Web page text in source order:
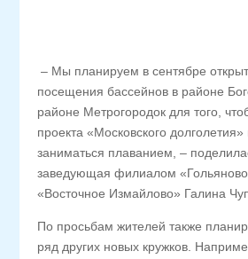
– Мы планируем в сентябре
посещения бассейнов в районе
районе Метрогородок для того,
проекта «Московского
заниматься плаванием, –
заведующая филиалом
«Восточное Измайлово» Галина
По просьбам жителей также
ряд других новых кружков.